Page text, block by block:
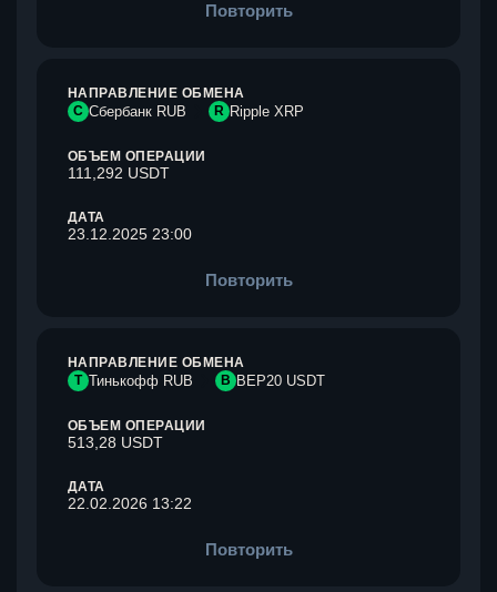
Повторить
НАПРАВЛЕНИЕ ОБМЕНА
С Сбербанк RUB R Ripple XRP
ОБЪЕМ ОПЕРАЦИИ
111,292 USDT
ДАТА
23.12.2025 23:00
Повторить
НАПРАВЛЕНИЕ ОБМЕНА
Т Тинькофф RUB B BEP20 USDT
ОБЪЕМ ОПЕРАЦИИ
513,28 USDT
ДАТА
22.02.2026 13:22
Повторить